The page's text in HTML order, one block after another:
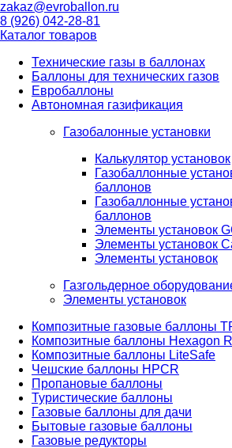
zakaz@evroballon.ru
8 (926) 042-28-81
Каталог товаров
Технические газы в баллонах
Баллоны для технических газов
Евробаллоны
Автономная газификация
Газобалонные установки
Калькулятор установок
Газобаллонные
баллонов
Газобаллонные
баллонов
Элементы установок
Элементы установок
Элементы установок
Газгольдерное
Элементы установок
Композитные газовые баллоны
Композитные баллоны Hexagon
Композитные баллоны LiteSafe
Чешские баллоны HPCR
Пропановые баллоны
Туристические баллоны
Газовые баллоны для дачи
Бытовые газовые баллоны
Газовые редукторы